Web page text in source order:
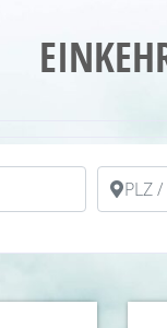
PLZ /